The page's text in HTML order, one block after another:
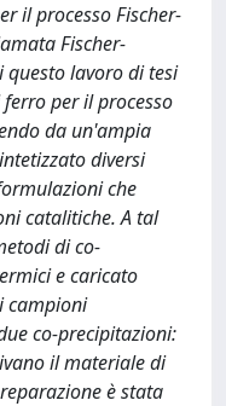
il processo Fischer-
Fischer-
questo lavoro di tesi
per il processo
da un'ampia
diversi
che
catalitiche. A tal
di co-
e caricato
campioni
co-precipitazioni:
il materiale di
è stata